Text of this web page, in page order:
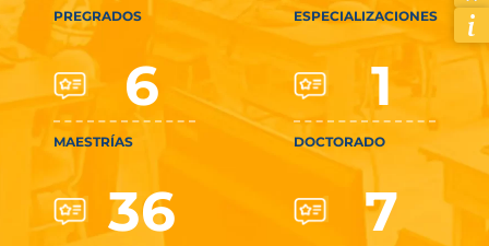
PREGRADOS ESPECIALIZACIONES
6
MAESTRÍAS
1
DOCTORADO
36 7